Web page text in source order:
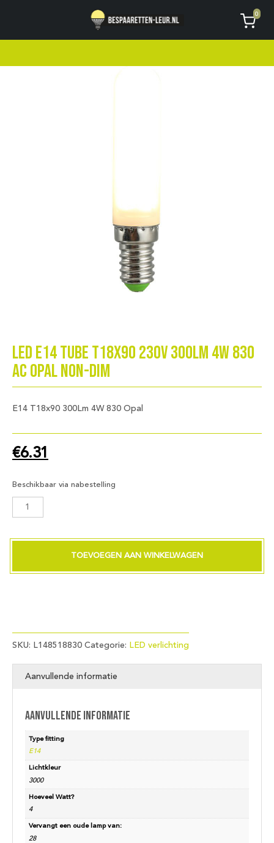
Geen code ontvangen of kwijt?
AVG
LED E14 Tube T18x90 230V 300Lm 4W 830
AC Opal Non-Dim
E14 T18x90 300Lm 4W 830 Opal
€6.31
Beschikbaar via nabestelling
LED
T18x90
4W
aantal
TOEVOEGEN AAN WINKELWAGEN
SKU: L148518830 Categorie: LED verlichting
Aanvullende informatie
Aanvullende informatie
Type fitting
E14
Lichtkleur
3000
Hoeveel Watt?
4
Vervangt een oude lamp van:
28
0